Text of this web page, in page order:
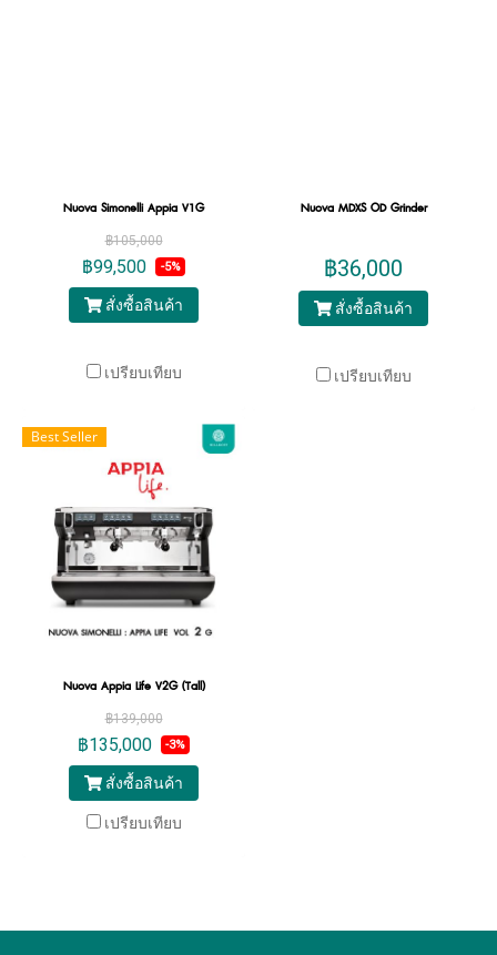
Nuova Simonelli Appia V1G
฿105,000
฿99,500 -5%
สั่งซื้อสินค้า
เปรียบเทียบ
Nuova MDXS OD Grinder
฿36,000
สั่งซื้อสินค้า
เปรียบเทียบ
Best Seller
Nuova Appia Life V2G (Tall)
฿139,000
฿135,000 -3%
สั่งซื้อสินค้า
เปรียบเทียบ